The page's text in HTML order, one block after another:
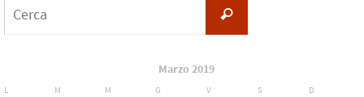
Cerca
Marzo 2019
L M M G V S D